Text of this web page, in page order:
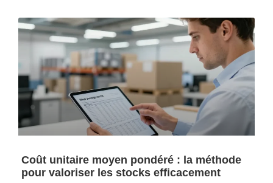
Coût unitaire moyen pondéré : la méthode
pour valoriser les stocks efficacement